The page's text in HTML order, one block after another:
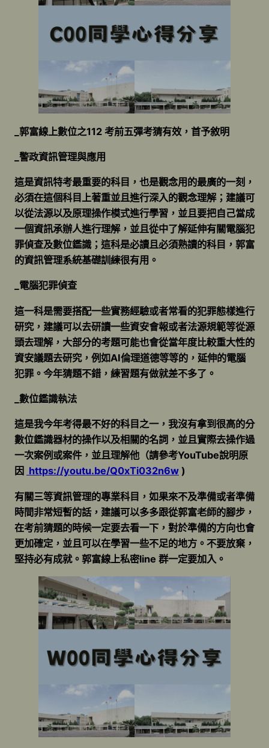
_郭富線上數位之112 考前五彈考猜有效，首予敘明
_警政資訊管理與應用
這是資訊特考最重要的科目，也是觀念用的最廣的一刻，
必須在這個科目上著重並且進行深入的觀念理解；建議可
以從法源以及原理操作模式進行學習，並且要把自己當成
一個資訊承辦人進行理解，並且從中了解延伸有關電腦犯
罪偵查及數位鑑識；這科是必讀且必須熟讀的科目，郭富
的資訊管理系統基礎訓練很有用。
_電腦犯罪偵查
這一科是需要搭配一些實務經驗或者常看的犯罪態樣進行
研究，建議可以去研讀一些資安會報或者法源規範等從源
頭去理解，大部分的考題可能也會從當年度比較重大性的
資安議題去研究，例如AI倫理道德等等的，延伸的電腦
犯罪。今年猜題不錯，練習題有做就差不多了。
_數位鑑識執法
這是我今年考得最不好的科目之一，我沒有拿到很高的分
數位鑑識器材的操作以及相關的名詞，並且實際去操作過
一次案例或案件，並且理解他（請參考YouTube說明原
因 https://youtu.be/Q0xTi032n6w )
有關三等資訊管理的專業科目，如果來不及準備或者準備
時間非常短暫的話，建議可以多多跟從郭富老師的腳步，
在考前猜題的時候一定要去看一下，對於準備的方向也會
更加確定，並且可以在學習一些不足的地方。不要放棄，
堅持必有成就。郭富線上私密line 群一定要加入。